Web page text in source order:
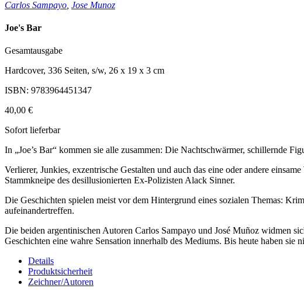
Carlos Sampayo Jose Munoz
Joe's Bar
Gesamtausgabe
Hardcover, 336 Seiten, s/w, 26 x 19 x 3 cm
ISBN: 9783964451347
40,00 €
Sofort lieferbar
In „Joe’s Bar“ kommen sie alle zusammen: Die Nachtschwärmer, schillernde
Verlierer, Junkies, exzentrische Gestalten und auch das eine oder andere
Stammkneipe des desillusionierten Ex-Polizisten Alack Sinner.
Die Geschichten spielen meist vor dem Hintergrund eines sozialen Themas:
aufeinandertreffen.
Die beiden argentinischen Autoren Carlos Sampayo und José Muñoz widmen
Geschichten eine wahre Sensation innerhalb des Mediums. Bis heute haben
Details
Produktsicherheit
Zeichner/Autoren